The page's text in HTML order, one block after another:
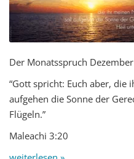
Der Monatsspruch
“Gott spricht: Euch aber,
aufgehen die Sonne der
Flügeln.”
Maleachi 3:20